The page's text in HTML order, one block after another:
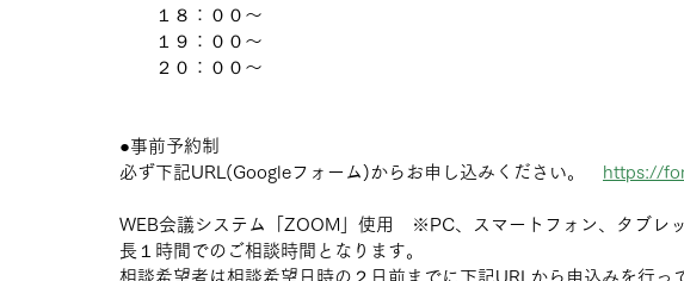
１８：００〜
１９：００〜
２０：００〜
●事前予約制
必ず下記URL(Googleフォーム)からお申し込みください。
https://
WEB会議システム「ZOOM」使用　※PC、スマートフォン、タブレ
長１時間でのご相談時間となります。
相談希望者は相談希望日時の２日前までに下記URLから申込みを行っ